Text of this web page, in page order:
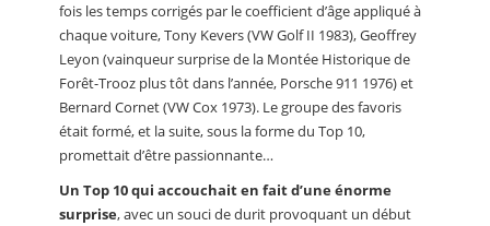
fois les temps corrigés par le coefficient d’âge appliqué à
chaque voiture, Tony Kevers (VW Golf II 1983), Geoffrey
Leyon (vainqueur surprise de la Montée Historique de
Forêt-Trooz plus tôt dans l’année, Porsche 911 1976) et
Bernard Cornet (VW Cox 1973). Le groupe des favoris
était formé, et la suite, sous la forme du Top 10,
promettait d’être passionnante…
Un Top 10 qui accouchait en fait d’une énorme
surprise, avec un souci de durit provoquant un début